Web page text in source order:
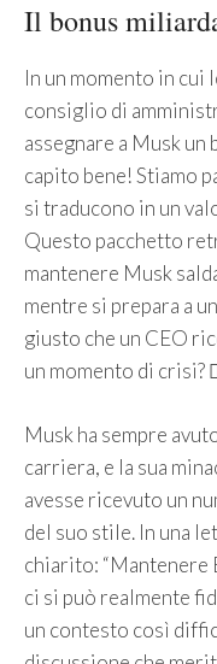
Il bonus
In un momento in cui
consiglio di
assegnare a Musk
capito bene! Stiamo
si traducono in un
Questo pacchetto
mantenere Musk
mentre si prepara a
giusto che un CEO
un momento di crisi?
Musk ha sempre
carriera, e la sua
avesse ricevuto un
del suo stile. In una
chiarito: “Mantenere
ci si può realmente
un contesto così